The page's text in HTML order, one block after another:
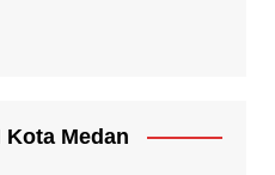
Kota Medan